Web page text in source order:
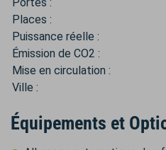
Places :
Puissance réelle :
Émission de CO2 :
Mise en circulation :
Ville :
Équipements et